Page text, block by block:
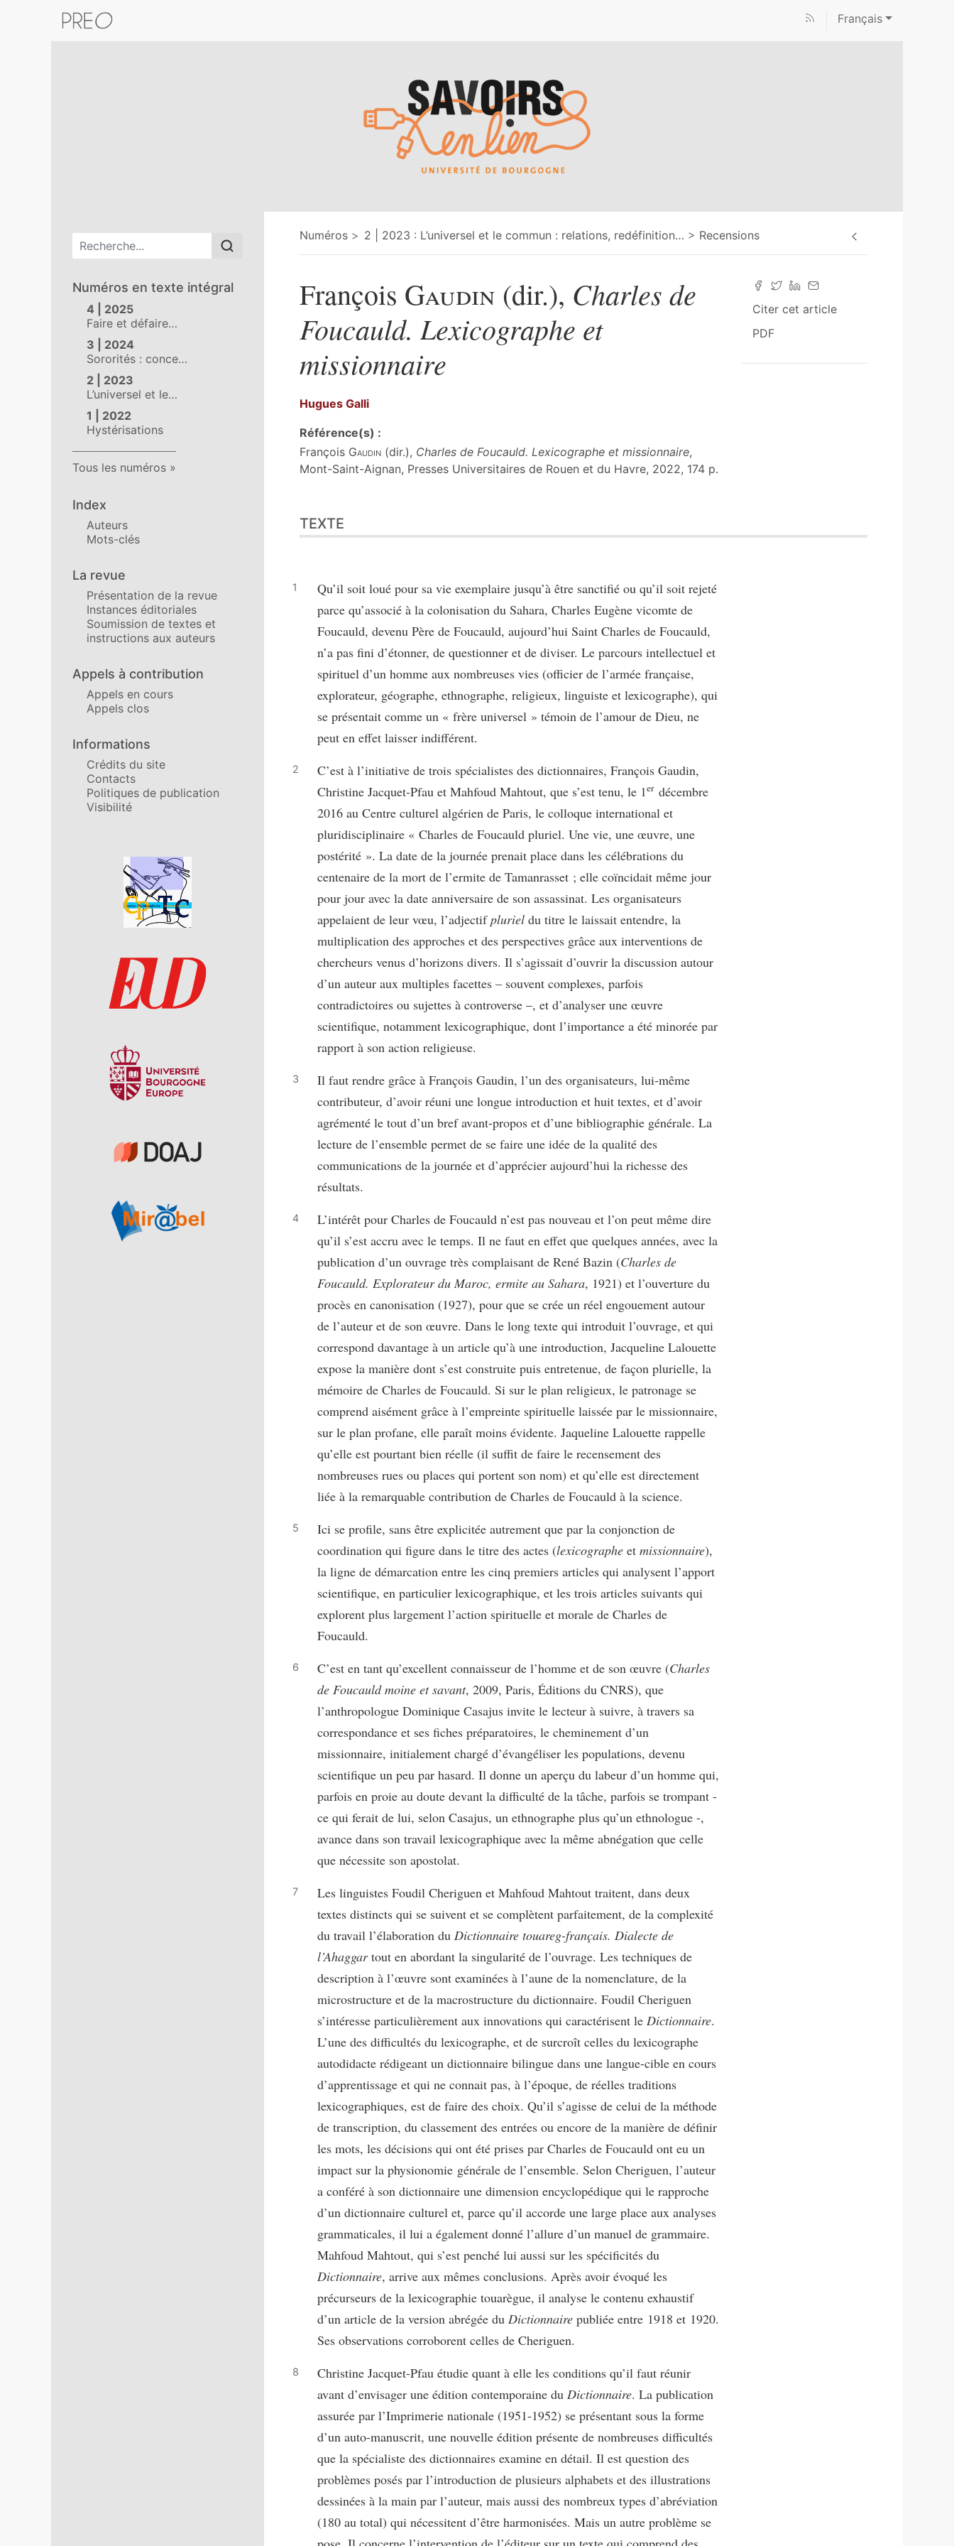
Français
Menu principal
Numéros en texte intégral
4 | 2025
Faire et défaire…
3 | 2024
Sororités : conce…
2 | 2023
L’universel et le…
1 | 2022
Hystérisations
Tous les numéros
Index
Auteurs
Mots-clés
La revue
Présentation de la revue
Instances éditoriales
Soumission de textes et
instructions aux auteurs
Appels à contribution
Appels en cours
Appels clos
Informations
Crédits du site
Contacts
Politiques de publication
Visibilité
Affiliations/partenaires
Numéros 2 | 2023 : L’universel et le commun : relations, redéfinition… Recensions
Citer cet article
PDF
François Gaudin (dir.), Charles de
Foucauld. Lexicographe et
missionnaire
Hugues Galli
Référence(s) :
François Gaudin (dir.), Charles de Foucauld. Lexicographe et missionnaire,
Mont-Saint-Aignan, Presses Universitaires de Rouen et du Havre, 2022, 174 p.
Citer cet article
Auteur
TEXTE
Qu’il soit loué pour sa vie exemplaire jusqu’à être sanctifié ou qu’il soit rejeté
parce qu’associé à la colonisation du Sahara, Charles Eugène vicomte de
Foucauld, devenu Père de Foucauld, aujourd’hui Saint Charles de Foucauld,
n’a pas fini d’étonner, de questionner et de diviser. Le parcours intellectuel et
spirituel d’un homme aux nombreuses vies (officier de l’armée française,
explorateur, géographe, ethnographe, religieux, linguiste et lexicographe), qui
se présentait comme un « frère universel » témoin de l’amour de Dieu, ne
peut en effet laisser indifférent.
C’est à l’initiative de trois spécialistes des dictionnaires, François Gaudin,
Christine Jacquet-Pfau et Mahfoud Mahtout, que s’est tenu, le 1er décembre
2016 au Centre culturel algérien de Paris, le colloque international et
pluridisciplinaire « Charles de Foucauld pluriel. Une vie, une œuvre, une
postérité ». La date de la journée prenait place dans les célébrations du
centenaire de la mort de l’ermite de Tamanrasset ; elle coïncidait même jour
pour jour avec la date anniversaire de son assassinat. Les organisateurs
appelaient de leur vœu, l’adjectifpluriel du titre le laissait entendre, la
multiplication des approches et des perspectives grâce aux interventions de
chercheurs venus d’horizons divers. Il s’agissait d’ouvrir la discussion autour
d’un auteur aux multiples facettes – souvent complexes, parfois
contradictoires ou sujettes à controverse –, et d’analyser une œuvre
scientifique, notamment lexicographique, dont l’importance a été minorée par
rapport à son action religieuse.
Il faut rendre grâce à François Gaudin, l’un des organisateurs, lui-même
contributeur, d’avoir réuni une longue introduction et huit textes, et d’avoir
agrémenté le tout d’un bref avant-propos et d’une bibliographie générale. La
lecture de l’ensemble permet de se faire une idée de la qualité des
communications de la journée et d’apprécier aujourd’hui la richesse des
résultats.
L’intérêt pour Charles de Foucauld n’est pas nouveau et l’on peut même dire
qu’il s’est accru avec le temps. Il ne faut en effet que quelques années, avec la
publication d’un ouvrage très complaisant de René Bazin (Charles de
Foucauld. Explorateur du Maroc, ermite au Sahara, 1921) et l’ouverture du
procès en canonisation (1927), pour que se crée un réel engouement autour
de l’auteur et de son œuvre. Dans le long texte qui introduit l’ouvrage, et qui
correspond davantage à un article qu’à une introduction, Jacqueline Lalouette
expose la manière dont s’est construite puis entretenue, de façon plurielle, la
mémoire de Charles de Foucauld. Si sur le plan religieux, le patronage se
comprend aisément grâce à l’empreinte spirituelle laissée par le missionnaire,
sur le plan profane, elle paraît moins évidente. Jaqueline Lalouette rappelle
qu’elle est pourtant bien réelle (il suffit de faire le recensement des
nombreuses rues ou places qui portent son nom) et qu’elle est directement
liée à la remarquable contribution de Charles de Foucauld à la science.
Ici se profile, sans être explicitée autrement que par la conjonction de
coordination qui figure dans le titre des actes (lexicographe et missionnaire),
la ligne de démarcation entre les cinq premiers articles qui analysent l’apport
scientifique, en particulier lexicographique, et les trois articles suivants qui
explorent plus largement l’action spirituelle et morale de Charles de
Foucauld.
C’est en tant qu’excellent connaisseur de l’homme et de son œuvre (Charles
de Foucauld moine et savant, 2009, Paris, Éditions du CNRS), que
l’anthropologue Dominique Casajus invite le lecteur à suivre, à travers sa
correspondance et ses fiches préparatoires, le cheminement d’un
missionnaire, initialement chargé d’évangéliser les populations, devenu
scientifique un peu par hasard. Il donne un aperçu du labeur d’un homme qui,
parfois en proie au doute devant la difficulté de la tâche, parfois se trompant -
ce qui ferait de lui, selon Casajus, un ethnographe plus qu’un ethnologue -,
avance dans son travail lexicographique avec la même abnégation que celle
que nécessite son apostolat.
Les linguistes Foudil Cheriguen et Mahfoud Mahtout traitent, dans deux
textes distincts qui se suivent et se complètent parfaitement, de la complexité
du travail l’élaboration du Dictionnaire touareg-français. Dialecte de
l’Ahaggartout en abordant la singularité de l’ouvrage. Les techniques de
description à l’œuvre sont examinées à l’aune de la nomenclature, de la
microstructure et de la macrostructure du dictionnaire. Foudil Cheriguen
s’intéresse particulièrement aux innovations qui caractérisent le Dictionnaire.
L’une des difficultés du lexicographe, et de surcroît celles du lexicographe
autodidacte rédigeant un dictionnaire bilingue dans une langue-cible en cours
d’apprentissage et qui ne connait pas, à l’époque, de réelles traditions
lexicographiques, est de faire des choix. Qu’il s’agisse de celui de la méthode
de transcription, du classement des entrées ou encore de la manière de définir
les mots, les décisions qui ont été prises par Charles de Foucauld ont eu un
impact sur la physionomie générale de l’ensemble. Selon Cheriguen, l’auteur
a conféré à son dictionnaire une dimension encyclopédique qui le rapproche
d’un dictionnaire culturel et, parce qu’il accorde une large place aux analyses
grammaticales, il lui a également donné l’allure d’un manuel de grammaire.
Mahfoud Mahtout, qui s’est penché lui aussi sur les spécificités du
Dictionnaire, arrive aux mêmes conclusions. Après avoir évoqué les
précurseurs de la lexicographie touarègue, il analyse le contenu exhaustif
d’un article de la version abrégée du Dictionnaire publiée entre 1918 et 1920.
Ses observations corroborent celles de Cheriguen.
Christine Jacquet-Pfau étudie quant à elle les conditions qu’il faut réunir
avant d’envisager une édition contemporaine du Dictionnaire. La publication
assurée par l’Imprimerie nationale (1951-1952) se présentant sous la forme
d’un auto-manuscrit, une nouvelle édition présente de nombreuses difficultés
que la spécialiste des dictionnaires examine en détail. Il est question des
problèmes posés par l’introduction de plusieurs alphabets et des illustrations
dessinées à la main par l’auteur, mais aussi des nombreux types d’abréviation
(180 au total) qui nécessitent d’être harmonisées. Mais un autre problème se